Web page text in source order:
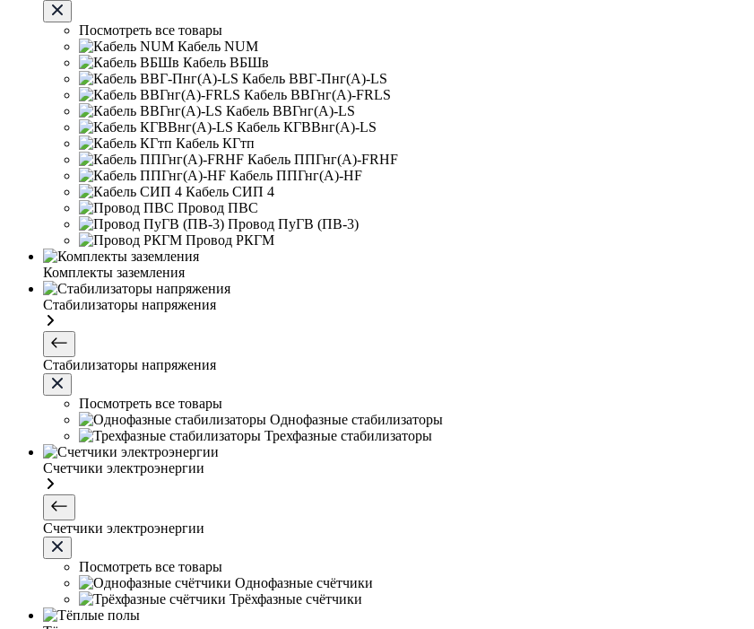
Посмотреть все товары
Кабель NUM
Кабель ВБШв
Кабель ВВГ-Пнг(А)-LS
Кабель ВВГнг(А)-FRLS
Кабель ВВГнг(А)-LS
Кабель КГВВнг(А)-LS
Кабель КГтп
Кабель ППГнг(А)-FRHF
Кабель ППГнг(А)-HF
Кабель СИП 4
Провод ПВС
Провод ПуГВ (ПВ-3)
Провод РКГМ
Комплекты заземления
Стабилизаторы напряжения
Стабилизаторы напряжения
Посмотреть все товары
Однофазные стабилизаторы
Трехфазные стабилизаторы
Счетчики электроэнергии
Счетчики электроэнергии
Посмотреть все товары
Однофазные счётчики
Трёхфазные счётчики